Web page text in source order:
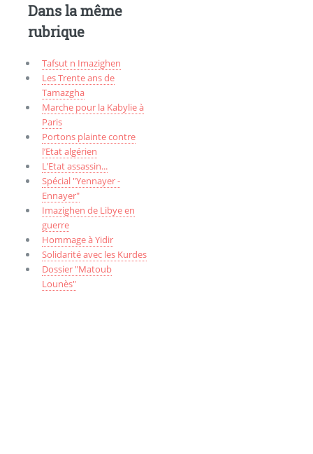
Dans la même
rubrique
Tafsut n Imazighen
Les Trente ans de
Tamazgha
Marche pour la Kabylie à
Paris
Portons plainte contre
l’Etat algérien
L’Etat assassin...
Spécial "Yennayer -
Ennayer"
Imazighen de Libye en
guerre
Hommage à Yidir
Solidarité avec les Kurdes
Dossier "Matoub
Lounès"